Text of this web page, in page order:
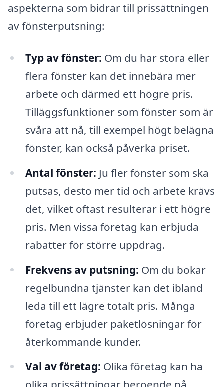
aspekterna som bidrar till prissättningen
av fönsterputsning:
Typ av fönster: Om du har stora eller
flera fönster kan det innebära mer
arbete och därmed ett högre pris.
Tilläggsfunktioner som fönster som är
svåra att nå, till exempel högt belägna
fönster, kan också påverka priset.
Antal fönster: Ju fler fönster som ska
putsas, desto mer tid och arbete krävs
det, vilket oftast resulterar i ett högre
pris. Men vissa företag kan erbjuda
rabatter för större uppdrag.
Frekvens av putsning: Om du bokar
regelbundna tjänster kan det ibland
leda till ett lägre totalt pris. Många
företag erbjuder paketlösningar för
återkommande kunder.
Val av företag: Olika företag kan ha